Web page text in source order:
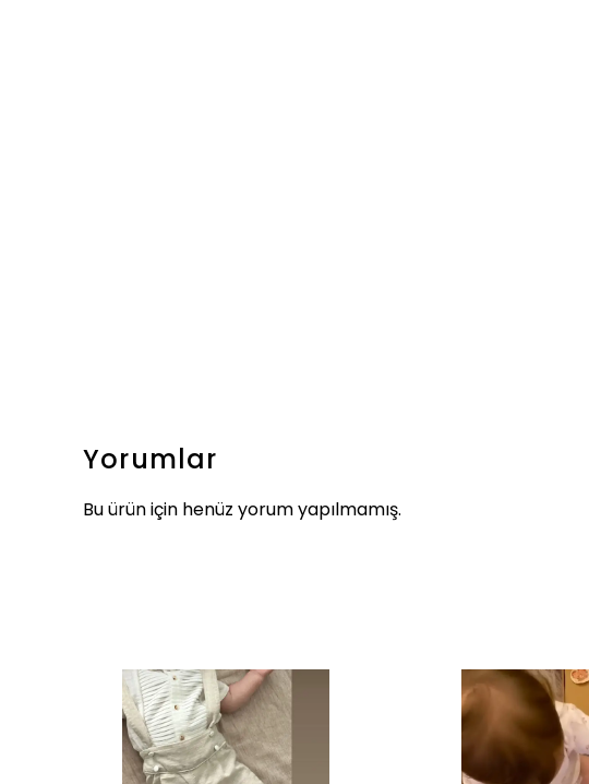
Yorumlar
Bu ürün için henüz yorum yapılmamış.